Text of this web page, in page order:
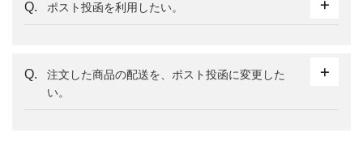
ポスト投函を利用したい。
注文した商品の配送を、ポスト投函に変更した
い。